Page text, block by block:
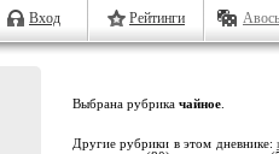
Вход Рейтинги Авось
Выбрана рубрика чайное
Другие рубрики в этом дневнике: